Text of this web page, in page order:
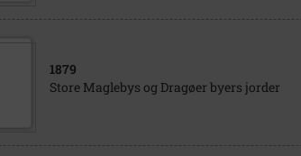
1879
Store Maglebys og Dragøer byers jorder